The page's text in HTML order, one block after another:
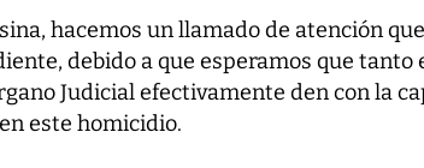
hacemos un llamado de atención
debido a que esperamos que
Judicial efectivamente den con la
este homicidio.